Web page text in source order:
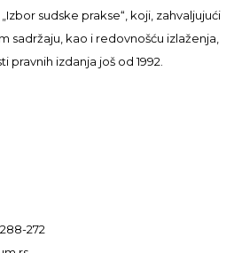
sudske prakse“, koji, zahvaljujući
sadržaju, kao i redovnošću izlaženja,
pravnih izdanja još od 1992.
272